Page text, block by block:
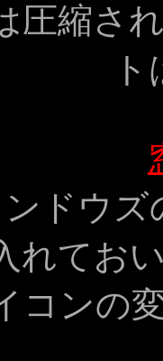
圧縮さ
ドウズ
てお
コンの